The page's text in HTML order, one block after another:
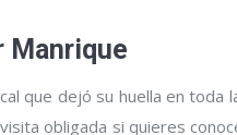
Manrique
que dejó su huella en toda
obligada si quieres